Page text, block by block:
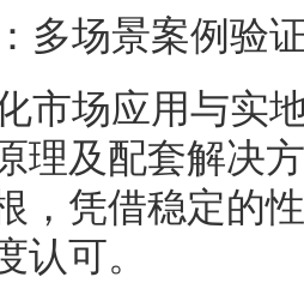
多场景案例验
市场应用与实
理及配套解决
，凭借稳定的
认可。